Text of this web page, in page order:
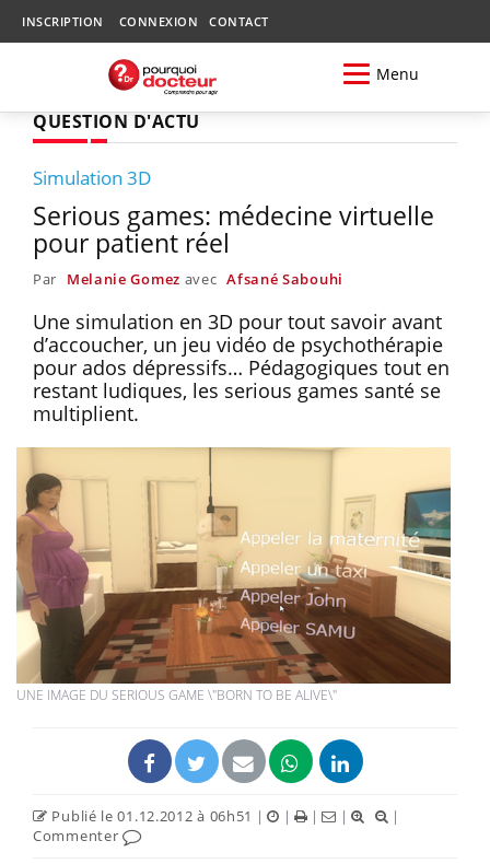
INSCRIPTION CONNEXION CONTACT
Menu
QUESTION D'ACTU
Simulation 3D
Serious games: médecine virtuelle
pour patient réel
Par Melanie Gomez avec Afsané Sabouhi
Une simulation en 3D pour tout savoir avant
d’accoucher, un jeu vidéo de psychothérapie
pour ados dépressifs… Pédagogiques tout en
restant ludiques, les serious games santé se
multiplient.
UNE IMAGE DU SERIOUS GAME \"BORN TO BE ALIVE\"
Publié le 01.12.2012 à 06h51 | | | |
|
Commenter